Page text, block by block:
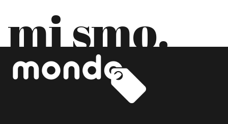
mi smo.